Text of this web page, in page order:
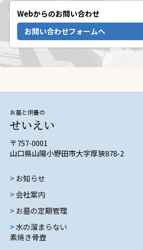
Webからのお問い合わせ
お問い合わせフォームへ
お墓と供養の
せいえい
〒757-0001
山口県山陽小野田市大字厚狭878-2
> お知らせ
>会社案内
> お墓の定期管理
>水の溜まらない
素焼き骨壺